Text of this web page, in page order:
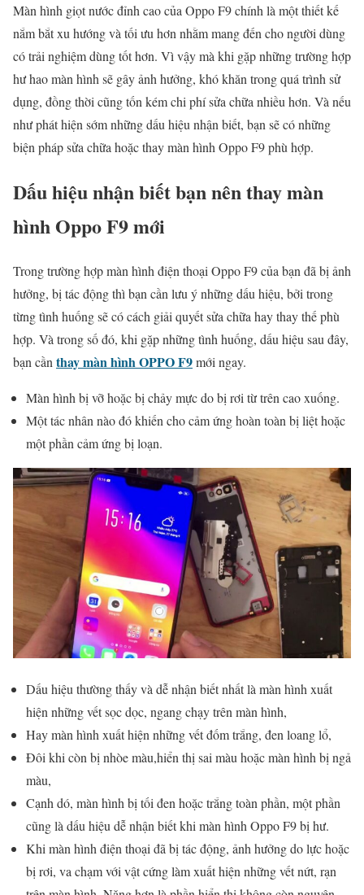
Màn hình giọt nước đỉnh cao của Oppo F9 chính là một thiết kế
nắm bắt xu hướng và tối ưu hơn nhằm mang đến cho người dùng
có trải nghiệm dùng tốt hơn. Vì vậy mà khi gặp những trường hợp
hư hao màn hình sẽ gây ảnh hưởng, khó khăn trong quá trình sử
dụng, đồng thời cũng tốn kém chi phí sửa chữa nhiều hơn. Và nếu
như phát hiện sớm những dấu hiệu nhận biết, bạn sẽ có những
biện pháp sửa chữa hoặc thay màn hình Oppo F9 phù hợp.
Dấu hiệu nhận biết bạn nên thay màn
hình Oppo F9 mới
Trong trường hợp màn hình điện thoại Oppo F9 của bạn đã bị ảnh
hưởng, bị tác động thì bạn cần lưu ý những dấu hiệu, bởi trong
từng tình huống sẽ có cách giải quyết sửa chữa hay thay thế phù
hợp. Và trong số đó, khi gặp những tình huống, dấu hiệu sau đây,
bạn cần thay màn hình OPPO F9mới ngay.
Màn hình bị vỡ hoặc bị chảy mực do bị rơi từ trên cao xuống.
Một tác nhân nào đó khiến cho cảm ứng hoàn toàn bị liệt hoặc
một phần cảm ứng bị loạn.
Dấu hiệu thường thấy và dễ nhận biết nhất là màn hình xuất
hiện những vết sọc dọc, ngang chạy trên màn hình,
Hay màn hình xuất hiện những vết đốm trắng, đen loang lổ,
Đôi khi còn bị nhòe màu,hiển thị sai màu hoặc màn hình bị ngả
màu,
Cạnh dó, màn hình bị tối đen hoặc trắng toàn phần, một phần
cũng là dấu hiệu dễ nhận biết khi màn hình Oppo F9 bị hư.
Khi màn hình điện thoại đã bị tác động, ảnh hưởng do lực hoặc
bị rơi, va chạm với vật cứng làm xuất hiện những vết nứt, rạn